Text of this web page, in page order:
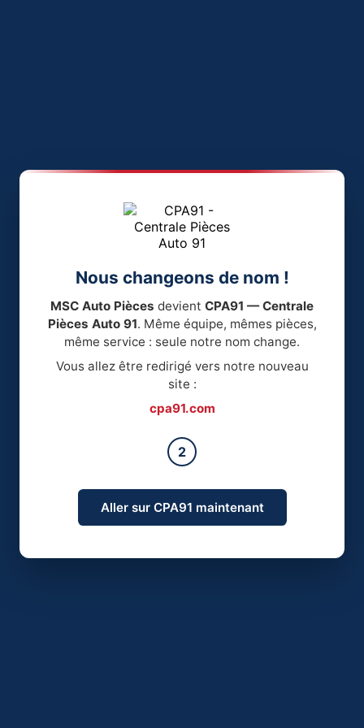
Nous changeons de nom !
MSC Auto Pièces devient CPA91 — Centrale
Pièces Auto 91. Même équipe, mêmes pièces,
même service : seule notre nom change.
Vous allez être redirigé vers notre nouveau
site :
cpa91.com
2
Aller sur CPA91 maintenant